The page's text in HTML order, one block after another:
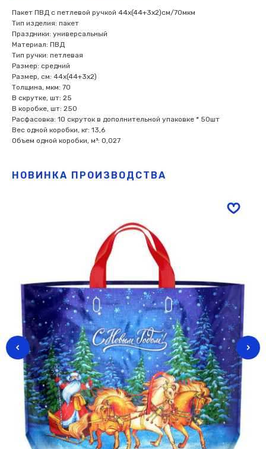
Пакет ПВД с петлевой ручкой 44х(44+3х2)см/70мкм
Тип изделия: пакет
Праздники: универсальный
Материал: ПВД
Тип ручки: петлевая
Размер: средний
Размер, см: 44х(44+3х2)
Толщина, мкм: 70
В скрутке, шт: 25
В коробке, шт: 250
Расфасовка: 10 скруток в дополнительной упаковке * 50шт
Вес одной коробки, кг: 13,6
Объем одной коробки, м³: 0,027
НОВИНКА ПРОИЗВОДСТВА